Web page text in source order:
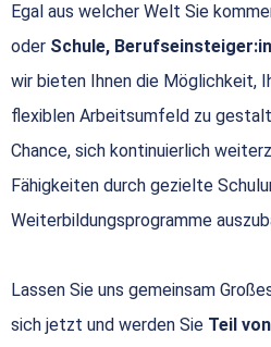
Egal aus welcher Welt Sie
oder Schule, Berufseinsteiger:in
wir bieten Ihnen die Möglichkeit,
flexiblen Arbeitsumfeld zu
Chance, sich kontinuierlich
Fähigkeiten durch gezielte
Weiterbildungsprogramme
Lassen Sie uns gemeinsam
sich jetzt und werden Sie Teil